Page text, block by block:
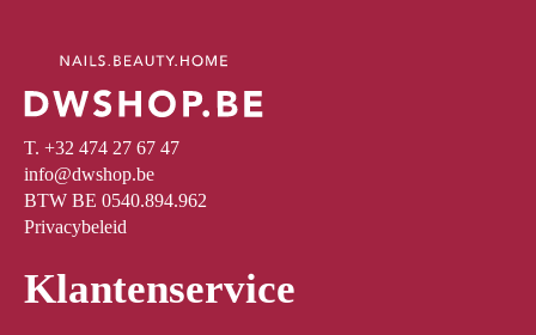
T. +32 474 27 67 47
info@dwshop.be
BTW BE 0540.894.962
Privacybeleid
Klantenservice